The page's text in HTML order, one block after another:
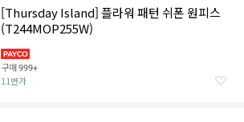
[Thursday Island] 플라워 패턴 쉬폰 원피스
(T244MOP255W)
구매999+
11번가